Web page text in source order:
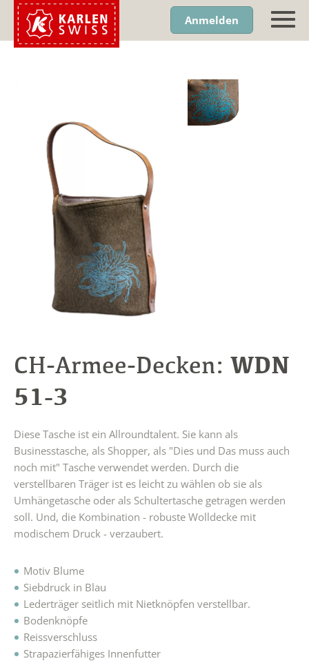
Anmelden
CH-Armee-Decken: WDN
51-3
Diese Tasche ist ein Allroundtalent. Sie kann als
Businesstasche, als Shopper, als "Dies und Das muss auch
noch mit" Tasche verwendet werden. Durch die
verstellbaren Träger ist es leicht zu wählen ob sie als
Umhängetasche oder als Schultertasche getragen werden
soll. Und, die Kombination - robuste Wolldecke mit
modischem Druck - verzaubert.
Motiv Blume
Siebdruck in Blau
Lederträger seitlich mit Nietknöpfen verstellbar.
Bodenknöpfe
Reissverschluss
Strapazierfähiges Innenfutter